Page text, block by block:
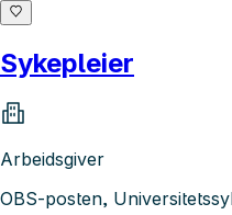
Sykepleier
Arbeidsgiver
OBS-posten,